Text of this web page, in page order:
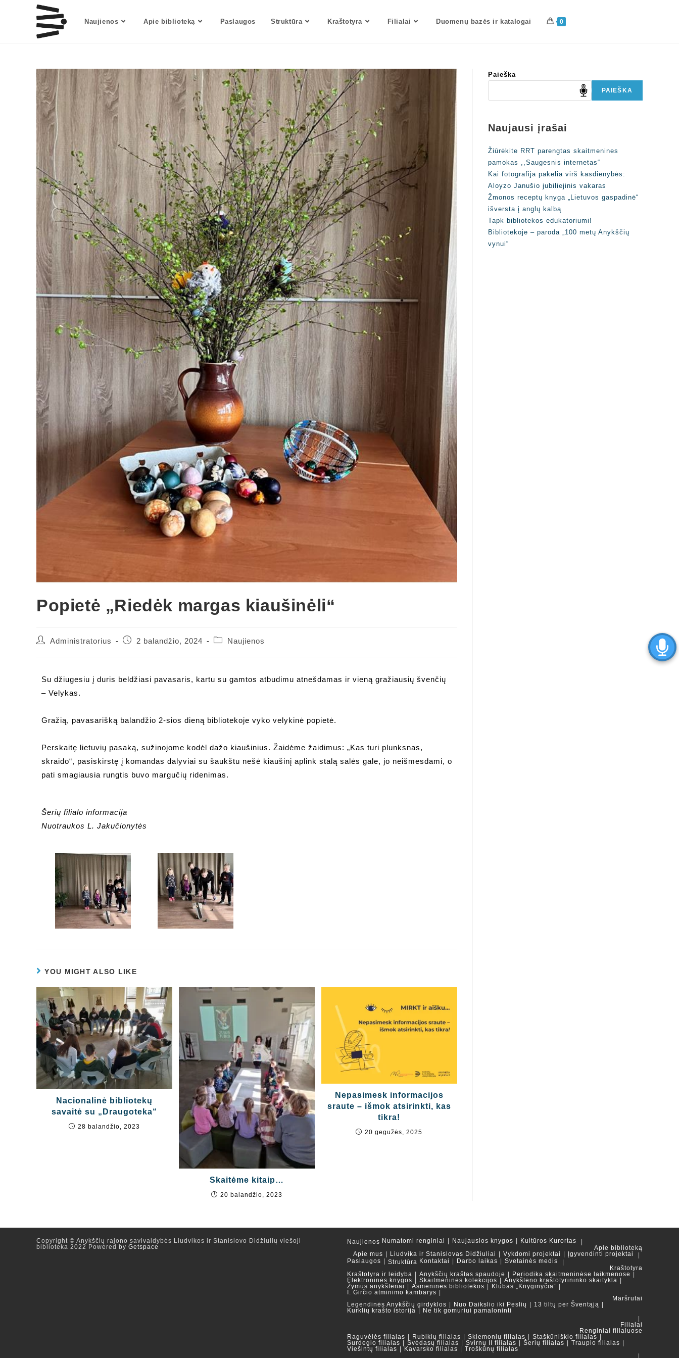
Naujienos Apie biblioteką Paslaugos Struktūra Kraštotyra Filialai Duomenų bazės ir katalogai 0
Popietė „Riedėk margas kiaušinėli“
Administratorius 2 balandžio, 2024 Naujienos
Su džiugesiu į duris beldžiasi pavasaris, kartu su gamtos atbudimu atnešdamas ir vieną gražiausių švenčių
– Velykas.
Gražią, pavasarišką balandžio 2-sios dieną bibliotekoje vyko velykinė popietė.
Perskaitę lietuvių pasaką, sužinojome kodėl dažo kiaušinius. Žaidėme žaidimus: „Kas turi plunksnas,
skraido“, pasiskirstę į komandas dalyviai su šaukštu nešė kiaušinį aplink stalą salės gale, jo neišmesdami, o
pati smagiausia rungtis buvo margučių ridenimas.
Šerių filialo informacija
Nuotraukos L. Jakučionytės
YOU MIGHT ALSO LIKE
Nacionalinė bibliotekų
savaitė su „Draugoteka“
28 balandžio, 2023
Skaitėme kitaip…
20 balandžio, 2023
Nepasimesk informacijos
sraute – išmok atsirinkti, kas
tikra!
20 gegužės, 2025
Paieška
PAIEŠKA
Naujausi įrašai
Žiūrėkite RRT parengtas skaitmenines
pamokas ,,Saugesnis internetas“
Kai fotografija pakelia virš kasdienybės:
Aloyzo Janušio jubiliejinis vakaras
Žmonos receptų knyga „Lietuvos gaspadinė“
išversta į anglų kalbą
Tapk bibliotekos edukatoriumi!
Bibliotekoje – paroda „100 metų Anykščių
vynui“
Naujienos Numatomi renginiai Naujausios knygos
Kultūros Kurortas
Apie biblioteką
Apie mus
Liudvika ir Stanislovas Didžiuliai Vykdomi projektai
Įgyvendinti projektai
Paslaugos
Struktūra Kontaktai Darbo laikas
Svetainės medis
Kraštotyra
Kraštotyra ir leidyba
Anykščių kraštas spaudoje
Periodika skaitmeninėse laikmenose
Elektroninės knygos
Skaitmeninės kolekcijos
Anykštėno kraštotyrininko skaitykla
Žymūs anykštėnai
Asmeninės bibliotekos
Klubas „Knyginyčia“
I. Girčio atminimo kambarys
Maršrutai
Legendinės Anykščių girdyklos
Nuo Daikslio iki Peslių
13 tiltų per Šventąją
Kurklių krašto istorija
Ne tik gomuriui pamaloninti
Filialai
Renginiai filialuose
Raguvėlės filialas
Rubikių filialas Skiemonių filialas
Staškūniškio filialas
Surdegio filialas
Svėdasų filialas Svirnų II filialas Šerių filialas
Traupio filialas
Viešintų filialas
Kavarsko filialas Troškūnų filialas
Copyright © Anykščių rajono savivaldybės Liudvikos ir Stanislovo Didžiulių viešoji
biblioteka 2022 Powered by Getspace